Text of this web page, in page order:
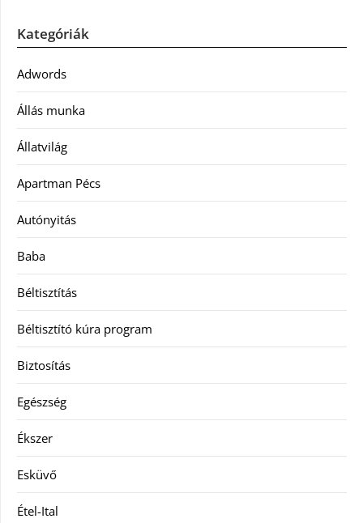
Kategóriák
Adwords
Állás munka
Állatvilág
Apartman Pécs
Autónyitás
Baba
Béltisztítás
Béltisztító kúra program
Biztosítás
Egészség
Ékszer
Esküvő
Étel-Ital